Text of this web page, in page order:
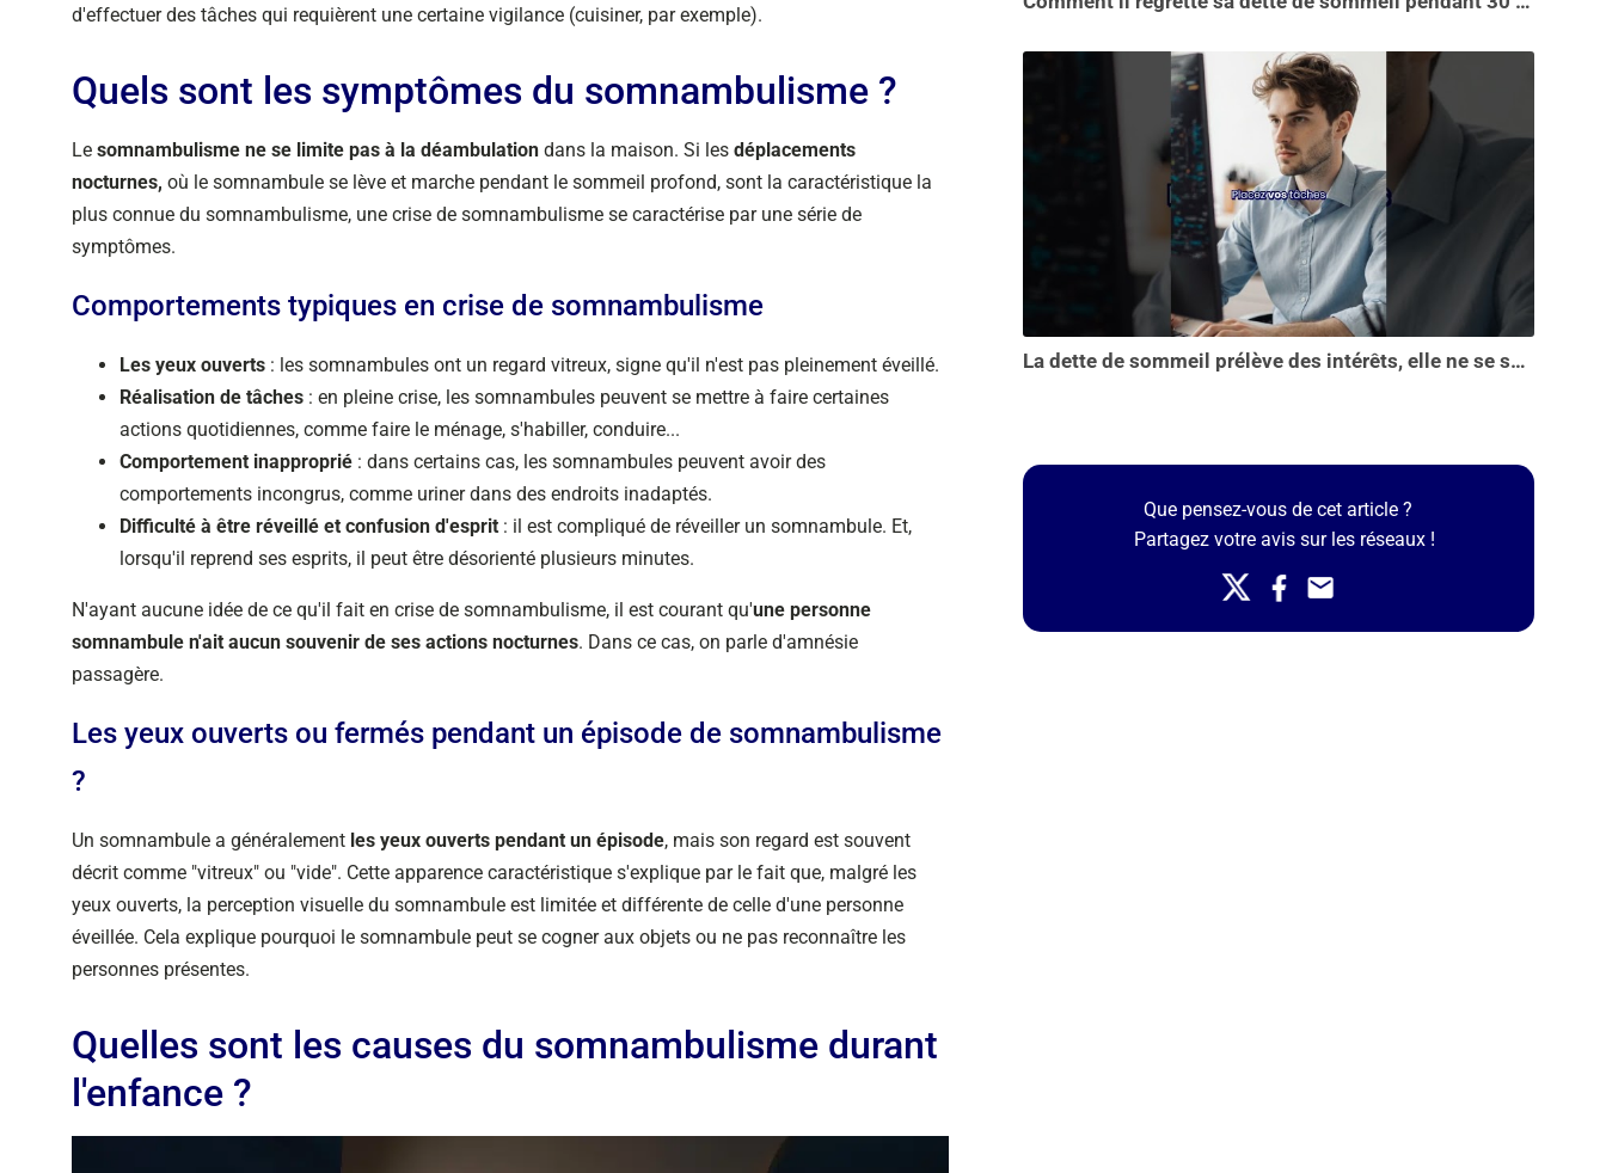
d'effectuer des tâches qui requièrent une certaine vigilance (cuisiner, par exemple).
Quels sont les symptômes du somnambulisme ?
Le somnambulisme ne se limite pas à la déambulation dans la maison. Si les déplacements
nocturnes, où le somnambule se lève et marche pendant le sommeil profond, sont la caractéristique la
plus connue du somnambulisme, une crise de somnambulisme se caractérise par une série de
symptômes.
Comportements typiques en crise de somnambulisme
Les yeux ouverts : les somnambules ont un regard vitreux, signe qu'il n'est pas pleinement éveillé.
Réalisation de tâches : en pleine crise, les somnambules peuvent se mettre à faire certaines
actions quotidiennes, comme faire le ménage, s'habiller, conduire...
Comportement inapproprié : dans certains cas, les somnambules peuvent avoir des
comportements incongrus, comme uriner dans des endroits inadaptés.
Difficulté à être réveillé et confusion d'esprit : il est compliqué de réveiller un somnambule. Et,
lorsqu'il reprend ses esprits, il peut être désorienté plusieurs minutes.
N'ayant aucune idée de ce qu'il fait en crise de somnambulisme, il est courant qu'une personne
somnambule n'ait aucun souvenir de ses actions nocturnes. Dans ce cas, on parle d'amnésie
passagère.
Les yeux ouverts ou fermés pendant un épisode de somnambulisme
?
Un somnambule a généralement les yeux ouverts pendant un épisode, mais son regard est souvent
décrit comme "vitreux" ou "vide". Cette apparence caractéristique s'explique par le fait que, malgré les
yeux ouverts, la perception visuelle du somnambule est limitée et différente de celle d'une personne
éveillée. Cela explique pourquoi le somnambule peut se cogner aux objets ou ne pas reconnaître les
personnes présentes.
Quelles sont les causes du somnambulisme durant
l'enfance ?
La dette de sommeil prélève des intérêts, elle ne se solde pas en une seule nuit...
Que pensez-vous de cet article ?
Partagez votre avis sur les réseaux !